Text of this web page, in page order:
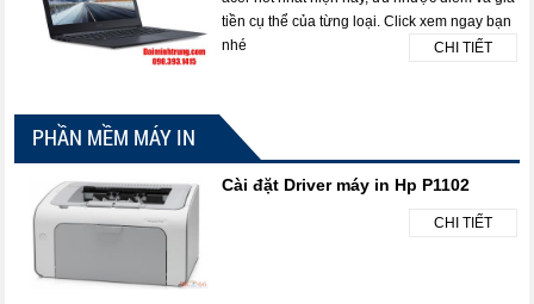
tiền cụ thể của từng loại. Click xem ngay bạn
nhé
CHI TIẾT
PHẦN MỀM MÁY IN
Cài đặt Driver máy in Hp P1102
CHI TIẾT